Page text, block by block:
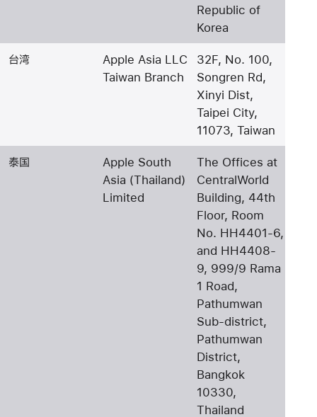
Republic of
Korea
台湾
Apple Asia LLC
Taiwan Branch
32F, No. 100,
Songren Rd,
Xinyi Dist,
Taipei City,
11073, Taiwan
泰国
Apple South
Asia (Thailand)
Limited
The Offices at
CentralWorld
Building, 44th
Floor, Room
No. HH4401-6,
and HH4408-
9, 999/9 Rama
1 Road,
Pathumwan
Sub-district,
Pathumwan
District,
Bangkok
10330,
Thailand